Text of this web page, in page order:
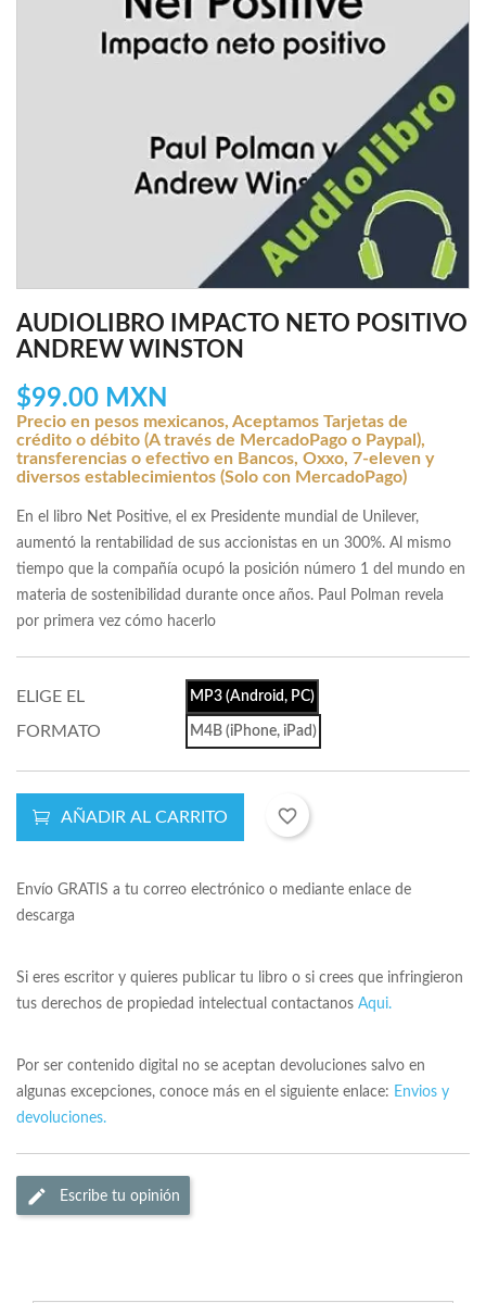
AUDIOLIBRO IMPACTO NETO POSITIVO
ANDREW WINSTON
$99.00 MXN
Precio en pesos mexicanos, Aceptamos Tarjetas de
crédito o débito (A través de MercadoPago o Paypal),
transferencias o efectivo en Bancos, Oxxo, 7-eleven y
diversos establecimientos (Solo con MercadoPago)
En el libro Net Positive, el ex Presidente mundial de Unilever,
aumentó la rentabilidad de sus accionistas en un 300%. Al mismo
tiempo que la compañía ocupó la posición número 1 del mundo en
materia de sostenibilidad durante once años. Paul Polman revela
por primera vez cómo hacerlo
ELIGE EL
FORMATO
MP3 (Android, PC)
M4B (iPhone, iPad)
AÑADIR AL CARRITO favorite_border
Envío GRATIS a tu correo electrónico o mediante enlace de
descarga
Si eres escritor y quieres publicar tu libro o si crees que infringieron
tus derechos de propiedad intelectual contactanos Aqui.
Por ser contenido digital no se aceptan devoluciones salvo en
algunas excepciones, conoce más en el siguiente enlace: Envios y
devoluciones.
Escribe tu opinión